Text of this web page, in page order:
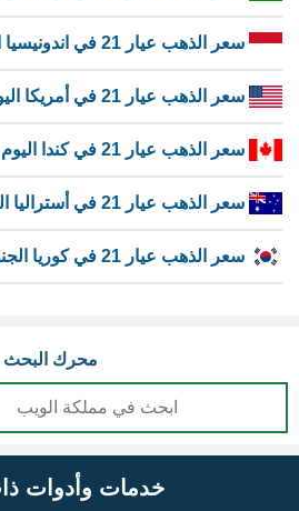
سعر الذهب عيار 21 في اندونيسيا اليوم
سعر الذهب عيار 21 في أمريكا اليوم
سعر الذهب عيار 21 في كندا اليوم
سعر الذهب عيار 21 في أستراليا اليوم
سعر الذهب عيار 21 في كوريا الجنوبية اليوم
محرك البحث
خدمات وأدوات